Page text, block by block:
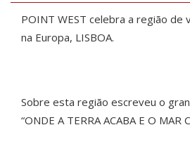
POINT WEST celebra a região de
na Europa, LISBOA.
Sobre esta região escreveu o
“ONDE A TERRA ACABA E O MAR